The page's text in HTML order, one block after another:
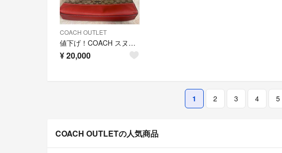
COACH OUTLET
値下げ！COACH スヌーピー トートバッグ 2way
¥20,000
1 2 3 4 5
COACH OUTLETの人気商品